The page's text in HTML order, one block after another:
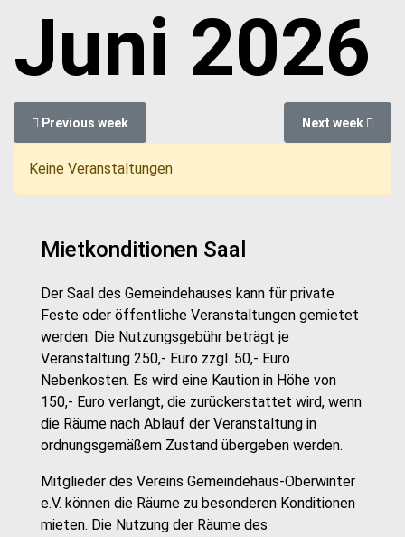
Juni 2026
Previous week Next week
Keine Veranstaltungen
Mietkonditionen Saal
Der Saal des Gemeindehauses kann für private
Feste oder öffentliche Veranstaltungen gemietet
werden. Die Nutzungsgebühr beträgt je
Veranstaltung 250,- Euro zzgl. 50,- Euro
Nebenkosten. Es wird eine Kaution in Höhe von
150,- Euro verlangt, die zurückerstattet wird, wenn
die Räume nach Ablauf der Veranstaltung in
ordnungsgemäßem Zustand übergeben werden.
Mitglieder des Vereins Gemeindehaus-Oberwinter
e.V. können die Räume zu besonderen Konditionen
mieten. Die Nutzung der Räume des